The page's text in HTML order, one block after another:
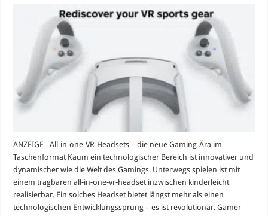
Unterwegs:
Das
VR-
Headsets
und
Tragbarem
Gaming
ANZEIGE - All-in-one-VR-Headsets – die neue Gaming-Ära im
Taschenformat Kaum ein technologischer Bereich ist innovativer und
dynamischer wie die Welt des Gamings. Unterwegs spielen ist mit
einem tragbaren all-in-one-vr-headset inzwischen kinderleicht
realisierbar. Ein solches Headset bietet längst mehr als einen
technologischen Entwicklungssprung – es ist revolutionär. Gamer